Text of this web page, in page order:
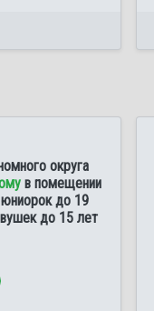
округа
в помещении
до 19
до 15 лет